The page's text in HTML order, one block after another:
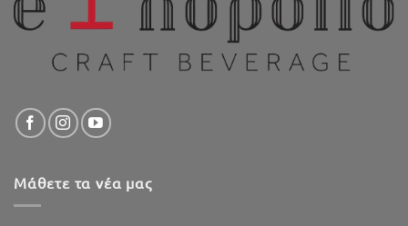
Μάθετε τα νέα μας